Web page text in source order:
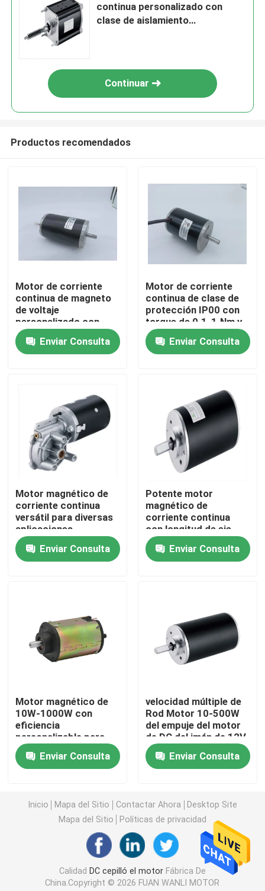
Hogar
Productos
Vídeos
Sobre nosotros
Viaje de la fábrica
Control de calidad
Éntrenos en contacto con
Noticias
DC cepilló el motor
Motor de DC del imán
actuador linear eléctrico
Motor de reducción de DC
Motor de amasamiento
Motor de la percusión
Motor de la silla del masaje
continua personalizado con
clase de aislamiento
Continuar
Productos recomendados
Motor de corriente
continua de magneto
de voltaje
personalizado con
clase de protección
IP00 Enviar Consulta
Motor de corriente
continua de clase de
protección IP00 con
torque de 0.1-1.Nm y
rango de potencia
personalizado
Enviar Consulta
Motor magnético de
corriente continua
versátil para diversas
aplicaciones
industriales
Enviar Consulta
Potente motor
magnético de
corriente continua
con longitud de eje
personalizada 1-
20N.m Torque 100W-
1000W Potencia
Enviar Consulta
Motor magnético de
10W-1000W con
eficiencia
personalizable para
diversas aplicaciones
Enviar Consulta
velocidad múltiple de
Rod Motor 10-500W
del empuje del motor
de DC del imán de 12V
24V
Enviar Consulta
Inicio Mapa del Sitio Contactar Ahora
Desktop Site
Mapa del Sitio
Políticas de privacidad
Calidad DC cepilló el motorFábrica De
China.Copyright © 2026 FUAN WANLI MOTOR